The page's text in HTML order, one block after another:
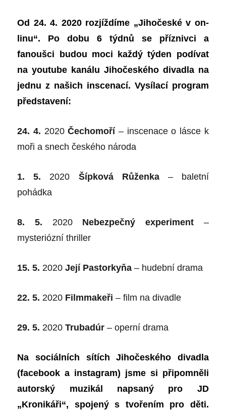
Od 24. 4. 2020 rozjíždíme „Jihočeské v on-
linu“. Po dobu 6 týdnů se příznivci a
fanoušci budou moci každý týden podívat
na youtube kanálu Jihočeského divadla na
jednu z našich inscenací. Vysílací program
představení:
24. 4. 2020Čechomoří– inscenace o lásce k
moři a snech českého národa
1. 5. 2020 Šípková Růženka– baletní
pohádka
8. 5. 2020 Nebezpečný experiment –
mysteriózní thriller
15. 5. 2020Její Pastorkyňa – hudební drama
22. 5. 2020 Filmmakeři – film na divadle
29. 5. 2020Trubadúr – operní drama
Na sociálních sítích Jihočeského divadla
(facebook a instagram) jsme si připomněli
autorský muzikál napsaný pro JD
„Kronikáři“, spojený s tvořením pro děti.